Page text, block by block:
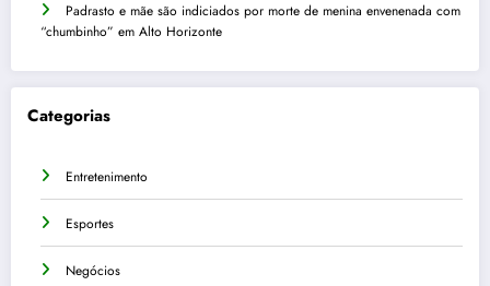
Padrasto e mãe são indiciados por morte de menina envenenada com
“chumbinho” em Alto Horizonte
Categorias
Entretenimento
Esportes
Negócios